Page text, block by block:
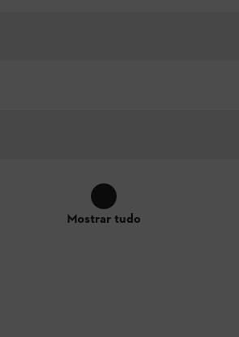
Mostrar tudo